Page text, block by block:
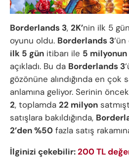
Borderlands 3, 2K’nin ilk 5
oyunu oldu. Borderlands 3‘ün
ilk 5 gün itibarı ile 5 milyonun
açıkladı. Bu da Borderlands 3
gözönüne alındığında en çok
anlamına geliyor. Serinin
2, toplamda 22 milyon
satışlara bakıldığında,
2’den %50 fazla satış
İlginizi çekebilir:200 TL